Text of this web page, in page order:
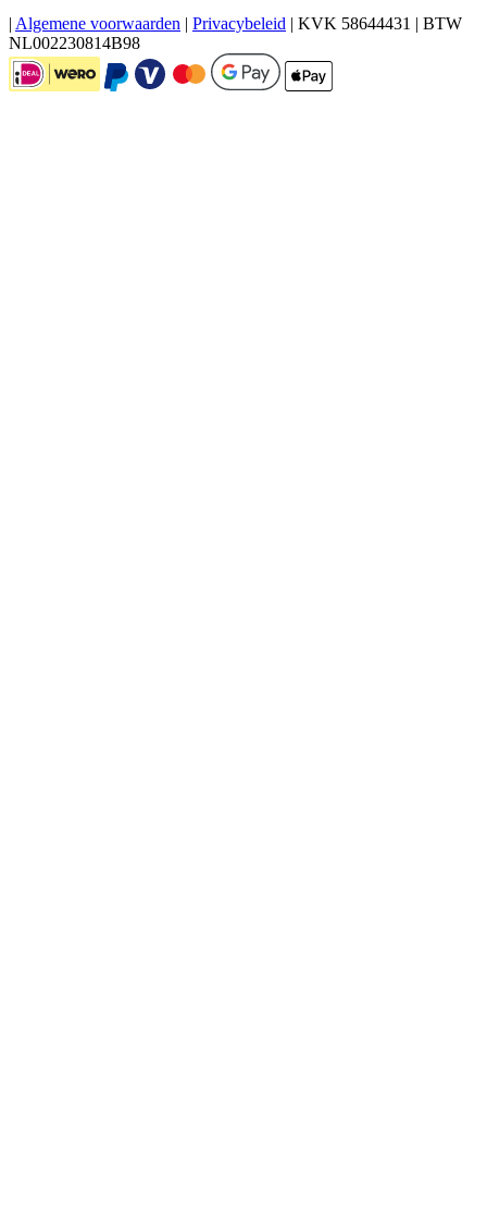
| Algemene voorwaarden | Privacybeleid | KVK 58644431 | BTW
NL002230814B98